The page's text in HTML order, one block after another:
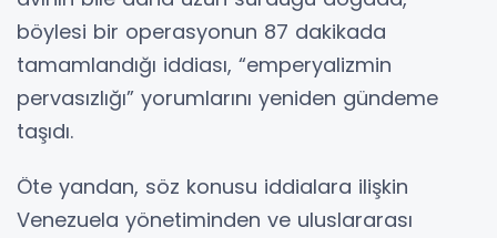
böylesi bir operasyonun 87 dakikada
tamamlandığı iddiası, “emperyalizmin
pervasızlığı” yorumlarını yeniden gündeme
taşıdı.
Öte yandan, söz konusu iddialara ilişkin
Venezuela yönetiminden ve uluslararası